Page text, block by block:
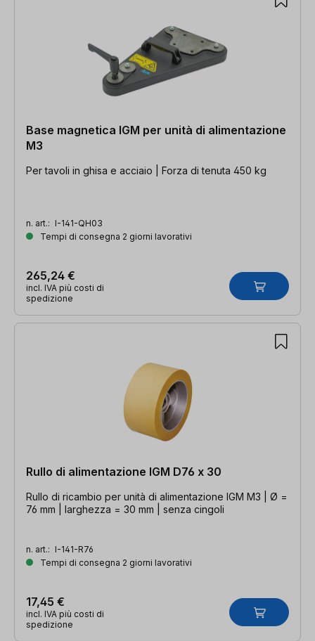
Base magnetica IGM per unità di alimentazione
M3
Per tavoli in ghisa e acciaio | Forza di tenuta 450 kg
n. art.: I-141-QH03
Tempi di consegna 2 giorni lavorativi
265,24 €
incl. IVA più costi di
spedizione
Rullo di alimentazione IGM D76 x 30
Rullo di ricambio per unità di alimentazione IGM M3 | Ø =
76 mm | larghezza = 30 mm | senza cingoli
n. art.: I-141-R76
Tempi di consegna 2 giorni lavorativi
17,45 €
incl. IVA più costi di
spedizione